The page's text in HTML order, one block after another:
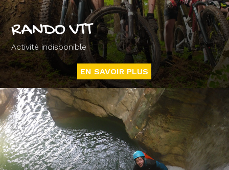
RANDO VTT
Activité indisponible
EN SAVOIR PLUS